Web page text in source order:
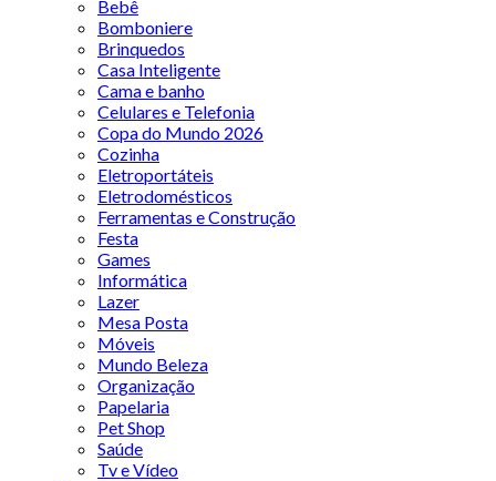
Bebê
Bomboniere
Brinquedos
Casa Inteligente
Cama e banho
Celulares e Telefonia
Copa do Mundo 2026
Cozinha
Eletroportáteis
Eletrodomésticos
Ferramentas e Construção
Festa
Games
Informática
Lazer
Mesa Posta
Móveis
Mundo Beleza
Organização
Papelaria
Pet Shop
Saúde
Tv e Vídeo